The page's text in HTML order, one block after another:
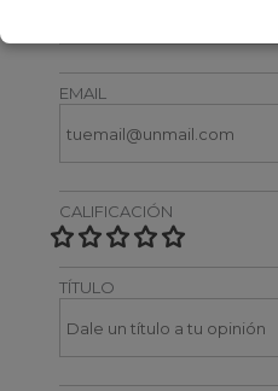
EMAIL
CALIFICACIÓN
TÍTULO